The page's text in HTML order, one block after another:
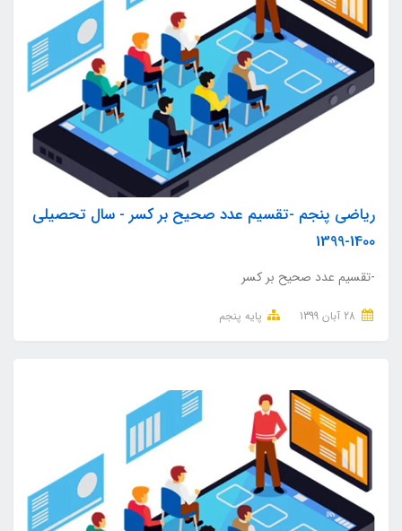
ریاضی پنجم -تقسیم عدد صحیح بر کسر - سال تحصیلی
1400-1399
-تقسیم عدد صحیح بر کسر
پایه پنجم